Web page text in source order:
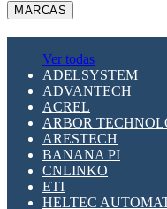
MARCAS
Ver todas
ADELSYSTEM
ADVANTECH
ACREL
ARBOR
ARESTECH
BANANA PI
CNLINKO
ETI
HELTEC